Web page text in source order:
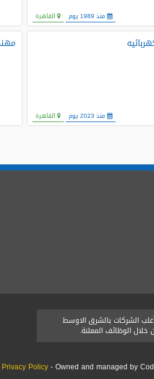
منذ 1989 يوم القاهرة
منذ 2023 يوم القاهرة
الشركات بالشرق الاوسط
الوظائف المعلنة.
Privacy Policy- Owned and managed by